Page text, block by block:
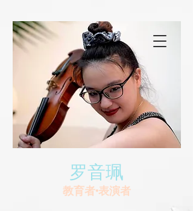
罗音珮
教育者•表演者